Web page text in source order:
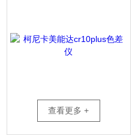
查看更多 +